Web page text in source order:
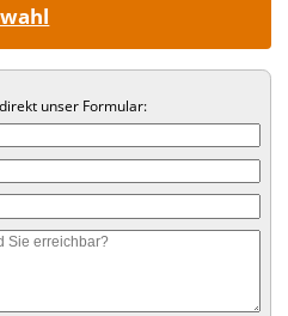
unser Formular: